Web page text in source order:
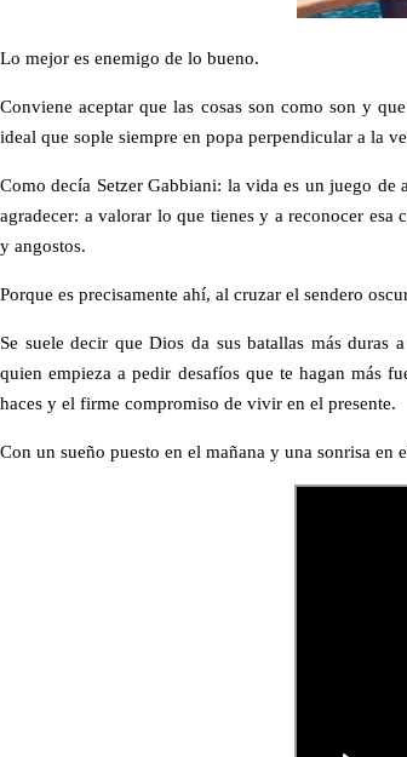
Lo mejor es enemigo de lo bueno.
Conviene aceptar que las cosas son como son y
ideal que sople siempre en popa perpendicular a la
Como decía SetzerGabbiani: la vida es un juego de
agradecer: a valorar lo que tienes y a reconocer esa
y angostos.
Porque es precisamente ahí, al cruzar el sendero
Se suele decir que Dios da sus batallas más duras
quien empieza a pedir desafíos que te hagan más
haces y el firme compromiso de vivir en el presente.
Con un sueño puesto en el mañana y una sonrisa en